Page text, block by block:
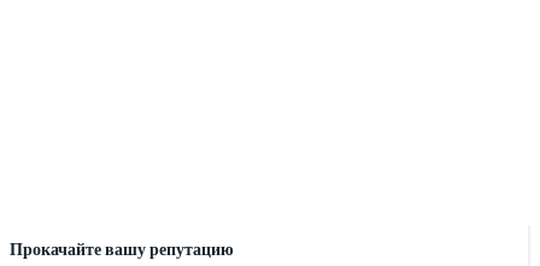
Прокачайте вашу репутацию